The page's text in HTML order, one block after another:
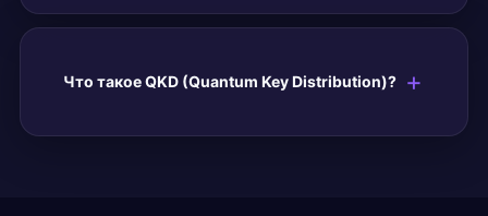
Что такое QKD (Quantum Key Distribution)?